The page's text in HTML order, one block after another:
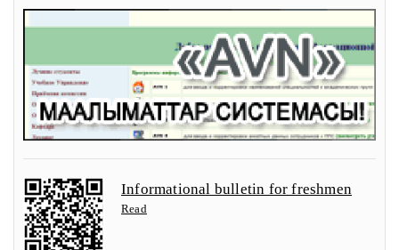
Informational bulletin for freshmen
Read